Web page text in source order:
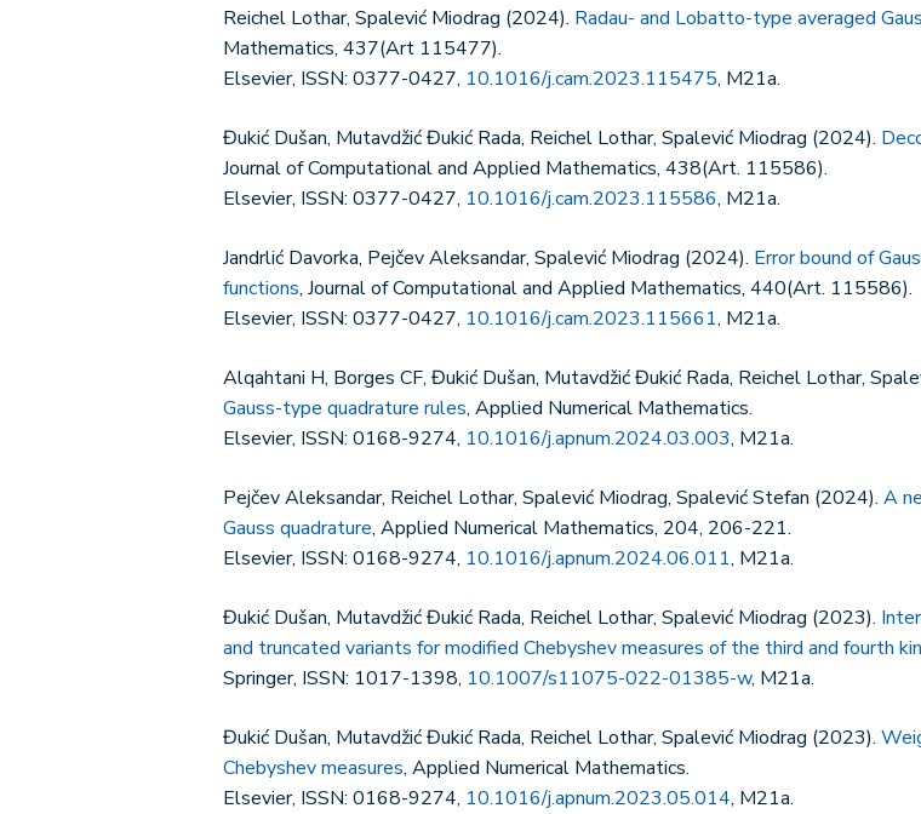
Reichel Lothar, Spalević Miodrag (2024). Radau- and Lobatto-type averaged
Mathematics, 437(Art 115477).
Elsevier, ISSN: 0377-0427, 10.1016/j.cam.2023.115475, M21a.
Đukić Dušan, Mutavdžić Đukić Rada, Reichel Lothar, Spalević Miodrag (2024).
Journal of Computational and Applied Mathematics, 438(Art. 115586).
Elsevier, ISSN: 0377-0427, 10.1016/j.cam.2023.115586, M21a.
Jandrlić Davorka, Pejčev Aleksandar, Spalević Miodrag (2024). Error bound of
functions, Journal of Computational and Applied Mathematics, 440(Art. 115586).
Elsevier, ISSN: 0377-0427, 10.1016/j.cam.2023.115661, M21a.
Alqahtani H, Borges CF, Đukić Dušan, Mutavdžić Đukić Rada, Reichel Lothar,
Gauss-type quadrature rules, Applied Numerical Mathematics.
Elsevier, ISSN: 0168-9274, 10.1016/j.apnum.2024.03.003, M21a.
Pejčev Aleksandar, Reichel Lothar, Spalević Miodrag, Spalević Stefan (2024). A
Gauss quadrature, Applied Numerical Mathematics, 204, 206-221.
Elsevier, ISSN: 0168-9274, 10.1016/j.apnum.2024.06.011, M21a.
Đukić Dušan, Mutavdžić Đukić Rada, Reichel Lothar, Spalević Miodrag (2023).
and truncated variants for modified Chebyshev measures of the third and fourth
Springer, ISSN: 1017-1398, 10.1007/s11075-022-01385-w, M21a.
Đukić Dušan, Mutavdžić Đukić Rada, Reichel Lothar, Spalević Miodrag (2023).
Chebyshev measures, Applied Numerical Mathematics.
Elsevier, ISSN: 0168-9274, 10.1016/j.apnum.2023.05.014, M21a.